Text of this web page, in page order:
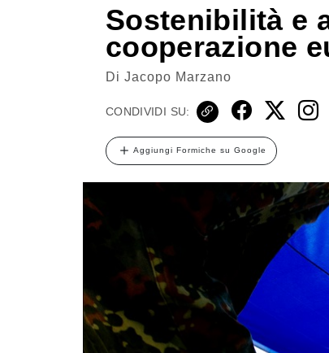
Sostenibilità e
cooperazione
Di Jacopo Marzano
CONDIVIDI SU:
Aggiungi Formiche su Google